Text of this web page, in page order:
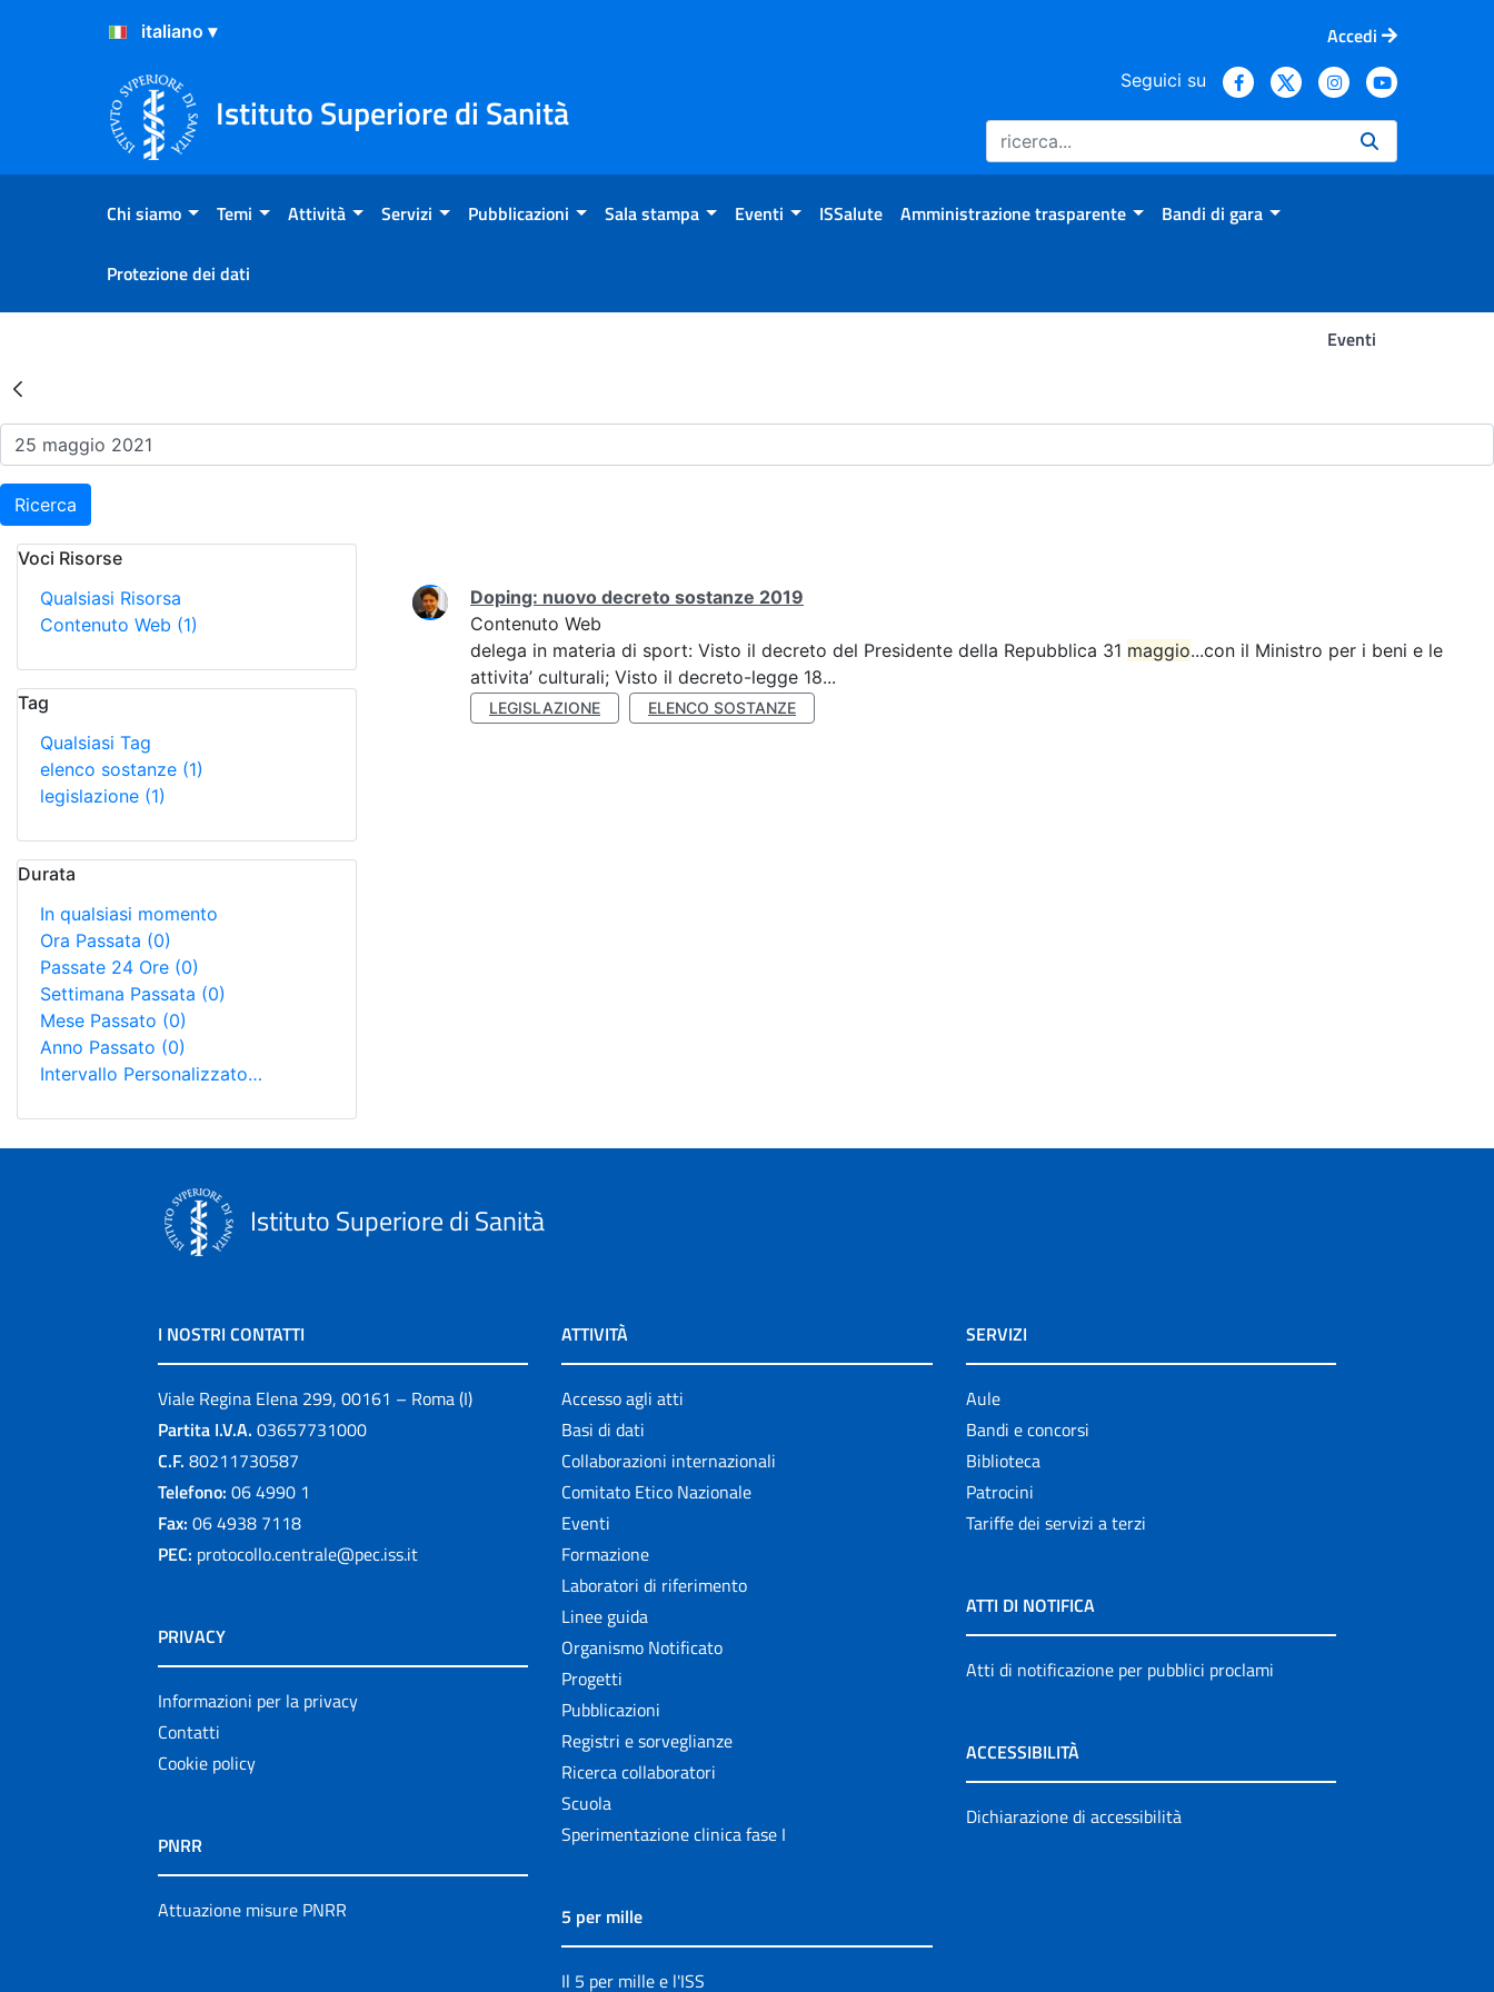
Salta al Contenuto
Salta al Footer
Accedi
Istituto Superiore di Sanità
Seguici su
Chi siamo Temi Attività Servizi Pubblicazioni Sala stampa Eventi ISSalute Amministrazione trasparente Bandi di gara
Protezione dei dati
Eventi
Risultati della Ricerca - Eventi
Ricerca
Voci Risorse
Qualsiasi Risorsa
Contenuto Web (1)
Tag
Qualsiasi Tag
elenco sostanze (1)
legislazione (1)
Durata
In qualsiasi momento
Ora Passata (0)
Passate 24 Ore (0)
Settimana Passata (0)
Mese Passato (0)
Anno Passato (0)
Intervallo Personalizzato…
Ricerca
Doping: nuovo decreto sostanze 2019
Contenuto Web
delega in materia di sport: Visto il decreto del Presidente della Repubblica 31 maggio...con il Ministro per i beni e le
attivita’ culturali; Visto il decreto-legge 18...
LEGISLAZIONE ELENCO SOSTANZE
Istituto Superiore di Sanità
I NOSTRI CONTATTI
Viale Regina Elena 299, 00161 – Roma (I)
Partita I.V.A. 03657731000
C.F. 80211730587
Telefono: 06 4990 1
Fax: 06 4938 7118
PEC: protocollo.centrale@pec.iss.it
PRIVACY
Informazioni per la privacy
Contatti
Cookie policy
PNRR
Attuazione misure PNRR
ATTIVITÀ
Accesso agli atti
Basi di dati
Collaborazioni internazionali
Comitato Etico Nazionale
Eventi
Formazione
Laboratori di riferimento
Linee guida
Organismo Notificato
Progetti
Pubblicazioni
Registri e sorveglianze
Ricerca collaboratori
Scuola
Sperimentazione clinica fase I
5 per mille
Il 5 per mille e l'ISS
SERVIZI
Aule
Bandi e concorsi
Biblioteca
Patrocini
Tariffe dei servizi a terzi
ATTI DI NOTIFICA
Atti di notificazione per pubblici proclami
ACCESSIBILITÀ
Dichiarazione di accessibilità